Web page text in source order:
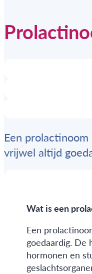
Een
vrijwel altijd
Wat is een
Een
goedaardig. De
hormonen en